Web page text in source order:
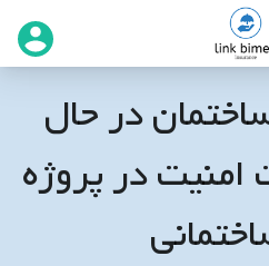
در حال
در پروژه‌